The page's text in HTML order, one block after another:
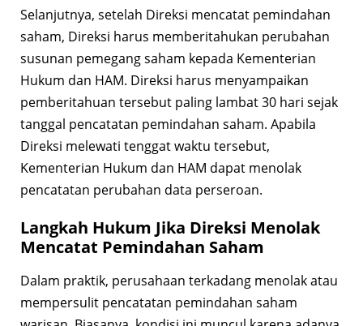
Selanjutnya, setelah Direksi mencatat pemindahan
saham, Direksi harus memberitahukan perubahan
susunan pemegang saham kepada Kementerian
Hukum dan HAM. Direksi harus menyampaikan
pemberitahuan tersebut paling lambat 30 hari sejak
tanggal pencatatan pemindahan saham. Apabila
Direksi melewati tenggat waktu tersebut,
Kementerian Hukum dan HAM dapat menolak
pencatatan perubahan data perseroan.
Langkah Hukum Jika Direksi Menolak
Mencatat Pemindahan Saham
Dalam praktik, perusahaan terkadang menolak atau
mempersulit pencatatan pemindahan saham